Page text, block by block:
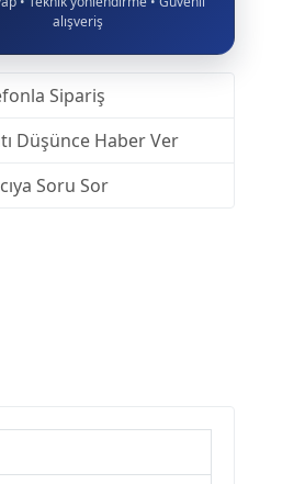
alışveriş
Sipariş
Düşünce Haber Ver
Soru Sor